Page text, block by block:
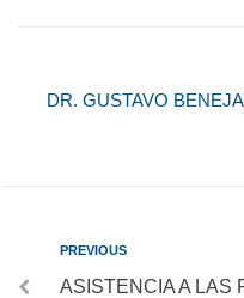
DR. GUSTAVO
PREVIOUS
ASISTENCIA A LAS